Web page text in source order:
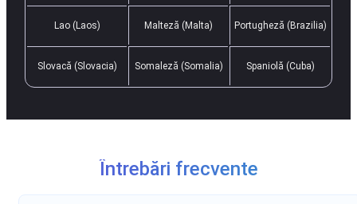
Lao (Laos) Malteză (Malta) Portugheză (Brazilia)
Slovacă (Slovacia) Somaleză (Somalia) Spaniolă (Cuba)
Întrebări frecvente